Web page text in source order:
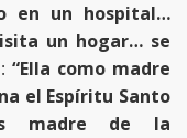
en un hospital…
un hogar… se
“Ella como madre
el Espíritu Santo
madre de la